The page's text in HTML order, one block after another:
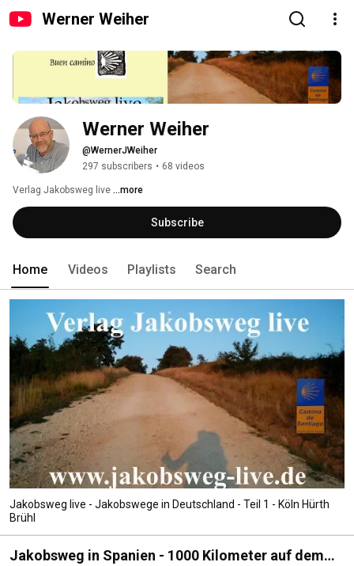
Werner Weiher
Werner Weiher
@WernerJWeiher
297 subscribers • 68 videos
Verlag Jakobsweg live ...more
Subscribe
Home Videos Playlists Search
Jakobsweg live - Jakobswege in Deutschland - Teil 1 - Köln Hürth
Brühl
Jakobsweg in Spanien - 1000 Kilometer auf dem